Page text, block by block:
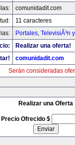
comunidadit.com
11 caracteres
Portales, TelevisiÃ³n
Realizar una oferta!
comunidadit.com
Serán consideradas
Realizar una Oferta
Precio Ofrecido $